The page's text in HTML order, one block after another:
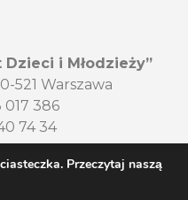
i Młodzieży”
521 Warszawa
017 386
74 34
Przeczytaj naszą